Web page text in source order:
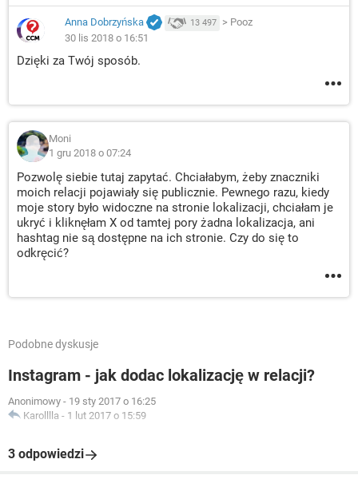
Anna Dobrzyńska 13 497 > Pooz
30 lis 2018 o 16:51
Dzięki za Twój sposób.
Moni
1 gru 2018 o 07:24
Pozwolę siebie tutaj zapytać. Chciałabym, żeby znaczniki
moich relacji pojawiały się publicznie. Pewnego razu, kiedy
moje story było widoczne na stronie lokalizacji, chciałam je
ukryć i kliknęłam X od tamtej pory żadna lokalizacja, ani
hashtag nie są dostępne na ich stronie. Czy do się to
odkręcić?
Podobne dyskusje
Instagram - jak dodac lokalizację w relacji?
Anonimowy - 19 sty 2017 o 16:25
Karolllla - 1 lut 2017 o 15:59
3 odpowiedzi